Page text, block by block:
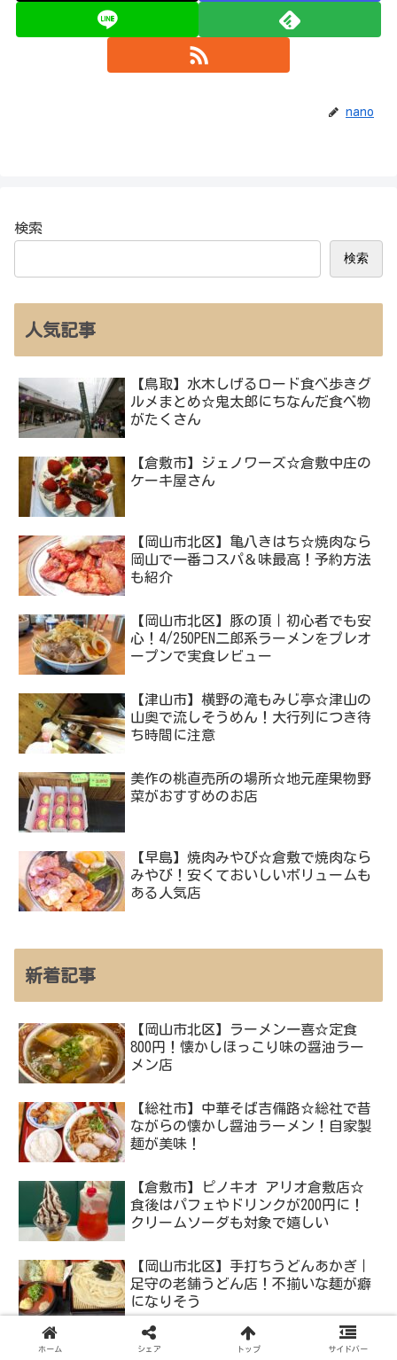
nano
検索
検索
人気記事
【鳥取】水木しげるロード食べ歩きグ
ルメまとめ☆鬼太郎にちなんだ食べ物
がたくさん
【倉敷市】ジェノワーズ☆倉敷中庄の
ケーキ屋さん
【岡山市北区】亀八きはち☆焼肉なら
岡山で一番コスパ＆味最高！予約方法
も紹介
【岡山市北区】豚の頂｜初心者でも安
心！4/25OPEN二郎系ラーメンをプレオ
ープンで実食レビュー
【津山市】横野の滝もみじ亭☆津山の
山奥で流しそうめん！大行列につき待
ち時間に注意
美作の桃直売所の場所☆地元産果物野
菜がおすすめのお店
【早島】焼肉みやび☆倉敷で焼肉なら
みやび！安くておいしいボリュームも
ある人気店
新着記事
【岡山市北区】ラーメン一喜☆定食
800円！懐かしほっこり味の醤油ラー
メン店
【総社市】中華そば吉備路☆総社で昔
ながらの懐かし醤油ラーメン！自家製
麺が美味！
【倉敷市】ピノキオ アリオ倉敷店☆
食後はパフェやドリンクが200円に！
クリームソーダも対象で嬉しい
【岡山市北区】手打ちうどんあかぎ｜
足守の老舗うどん店！不揃いな麺が癖
になりそう
【岡山市北区】小紫☆マヨラーメンが
ホーム シェア トップ サイドバー